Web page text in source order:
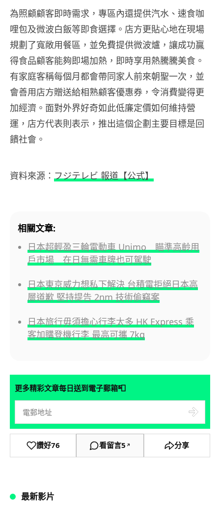
為照顧顧客即時需求，專區內還提供汽水、速食咖
哩包及微波白飯等即食選擇。店方更貼心地在現場
規劃了寬敞用餐區，並免費提供微波爐，讓成功贏
得食品顧客能夠即場加熱，即時享用熱騰騰美食。
有家庭客稱每個月都會帶同家人前來朝聖一次，並
會善用店方贈送給相熟顧客優惠券，令消費變得更
加經濟。面對外界好奇如此低廉定價如何維持營
運，店方代表則表示，推出這個企劃主要目標是回
饋社會。
資料來源： フジテレビ 報道【公式】
相關文章:
日本超輕盈三輪電動車 Unimo 瞄準高齡用
戶市場 在日無需車牌也可駕駛
日本東京威力想私下解決 台積電拒絕日本高
層道歉 堅持提告 2nm 技術偷竊案
日本旅行毋須擔心行李太多 HK Express 乘
客加購登機行李 最高可攜 7kg
更多精彩文章每日送到電子郵箱📮
讚好76 看留言5 ↗ 分享
最新影片